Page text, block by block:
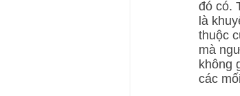
đó có.
là
thuộc
mà
không
các